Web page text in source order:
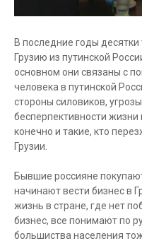
В последние годы
Грузию из путинской
основном они связаны с
человека в путинской
стороны силовиков,
бесперпективности жизни
конечно и такие, кто
Грузии.
Бывшие россияне
начинают вести бизнес в
жизнь в стране, где нет
бизнес, все понимают по
большиства населения